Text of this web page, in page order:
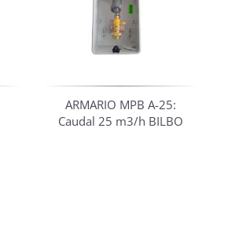
ARMARIO MPB A-25:
Caudal 25 m3/h BILBO